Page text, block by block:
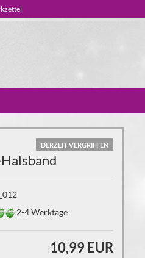
DERZEIT VERGRIFFEN
2-4 Werktage
10,99 EUR